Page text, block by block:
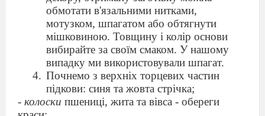
обмотати в'язальними нитками,
мотузком, шпагатом або обтягнути
мішковиною. Товщину і колір основи
вибирайте за своїм смаком. У нашому
випадку ми використовували шпагат.
Почнемо з верхніх торцевих частин
підкови: синя та жовта стрічка;
- колоски пшениці, жита та вівса - обереги